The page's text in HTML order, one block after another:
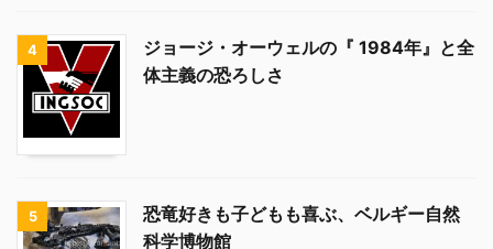
4
ジョージ・オーウェルの『 1984年』と全
体主義の恐ろしさ
5
恐竜好きも子どもも喜ぶ、ベルギー自然
科学博物館